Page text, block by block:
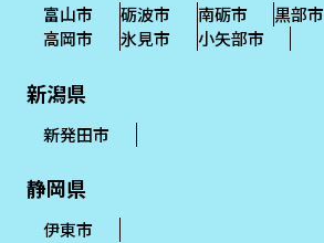
富山市 砺波市 南砺市 黒部市
高岡市
氷見市 小矢部市
新潟県
新発田市
静岡県
伊東市